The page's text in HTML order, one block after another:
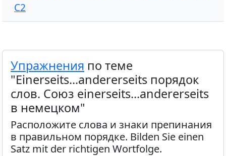
C2
Упражнения по теме
"Einerseits...andererseits порядок
слов. Союз einerseits...andererseits
в немецком"
Расположите слова и знаки препинания
в правильном порядке. Bilden Sie einen
Satz mit der richtigen Wortfolge.